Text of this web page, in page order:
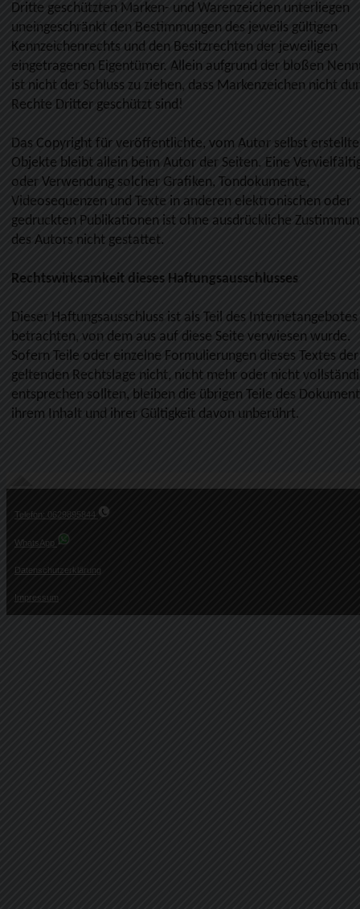
Dritte geschützten Marken- und Warenzeichen unterliegen
uneingeschränkt den Bestimmungen des jeweils gültigen
Kennzeichenrechts und den Besitzrechten der jeweiligen
eingetragenen Eigentümer. Allein aufgrund der bloßen
ist nicht der Schluss zu ziehen, dass Markenzeichen nicht
Rechte Dritter geschützt sind!
Das Copyright für veröffentlichte, vom Autor selbst erstellte
Objekte bleibt allein beim Autor der Seiten. Eine
oder Verwendung solcher Grafiken, Tondokumente,
Videosequenzen und Texte in anderen elektronischen oder
gedruckten Publikationen ist ohne ausdrückliche
des Autors nicht gestattet.
Rechtswirksamkeit dieses Haftungsausschlusses
Dieser Haftungsausschluss ist als Teil des Internetangebotes
betrachten, von dem aus auf diese Seite verwiesen wurde.
Sofern Teile oder einzelne Formulierungen dieses Textes der
geltenden Rechtslage nicht, nicht mehr oder nicht
entsprechen sollten, bleiben die übrigen Teile des
ihrem Inhalt und ihrer Gültigkeit davon unberührt.
Telefon: 0629895844
WhatsApp
Datenschutzerklärung
Impressum